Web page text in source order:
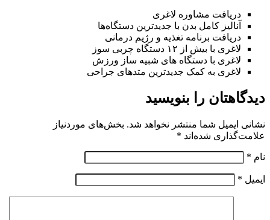
دریافت مشاوره لاغری
آنالیز کامل بدن با جدیدترین دستگاه‌ها
دریافت برنامه تغذیه و رژیم درمانی
لاغری با بیش از ۱۲ دستگاه چربی سوز
لاغری با دستگاه های شبیه ساز ورزش
لاغری به کمک جدیدترین متدهای جراحی
دیدگاهتان را بنویسید
نشانی ایمیل شما منتشر نخواهد شد. بخش‌های موردنیاز
علامت‌گذاری شده‌اند *
نام *
ایمیل *